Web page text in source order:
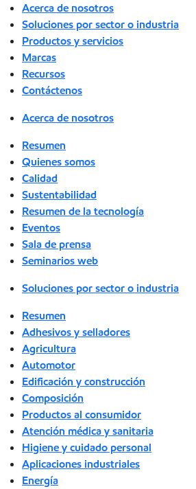
Acerca de nosotros
Soluciones por sector o industria
Productos y servicios
Marcas
Recursos
Contáctenos
Acerca de nosotros
Resumen
Quienes somos
Calidad
Sustentabilidad
Resumen de la tecnología
Eventos
Sala de prensa
Seminarios web
Soluciones por sector o industria
Resumen
Adhesivos y selladores
Agricultura
Automotor
Edificación y construcción
Composición
Productos al consumidor
Atención médica y sanitaria
Higiene y cuidado personal
Aplicaciones industriales
Energía